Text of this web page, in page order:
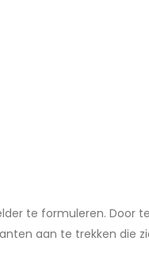
te formuleren. Door
aan te trekken die